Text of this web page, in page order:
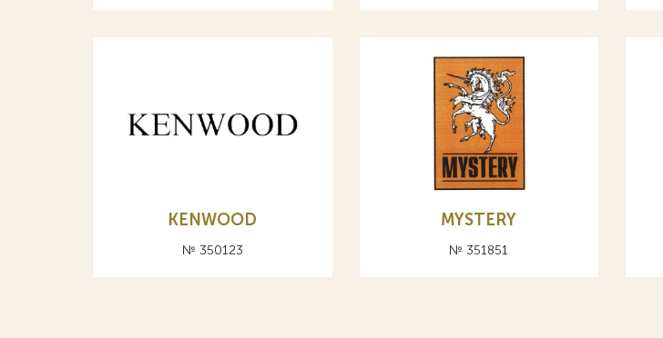
KENWOOD
№ 350123
MYSTERY
№ 351851